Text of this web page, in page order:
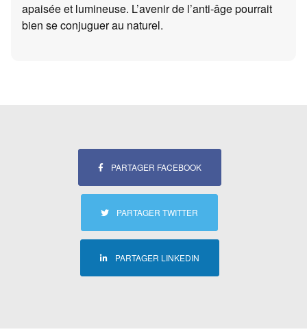
apaisée et lumineuse. L’avenir de l’anti-âge pourrait
bien se conjuguer au naturel.
PARTAGER FACEBOOK
PARTAGER TWITTER
PARTAGER LINKEDIN